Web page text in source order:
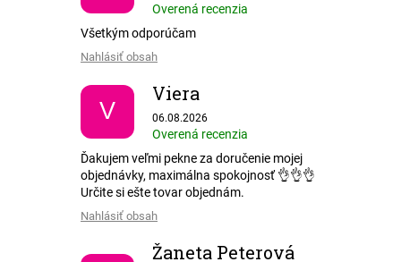
Overená recenzia
Všetkým odporúčam
Nahlásiť obsah
V
Viera
Hodnotenie obchodu je 5 z 5 hviezdičiek.
06.08.2026
Overená recenzia
Ďakujem veľmi pekne za doručenie mojej
objednávky, maximálna spokojnosť 👌👌👌
Určite si ešte tovar objednám.
Nahlásiť obsah
Žaneta Peterová